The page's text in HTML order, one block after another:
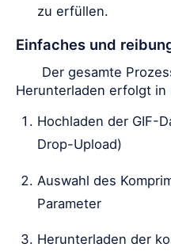
zu erfüllen.
Einfaches und
Der gesamte
Herunterladen erfolgt
Hochladen der GIF-
Drop-Upload)
Auswahl des
Parameter
Herunterladen der